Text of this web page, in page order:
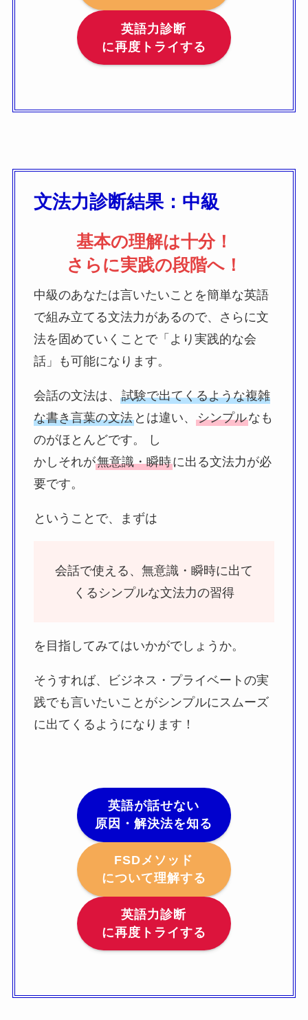
英語力診断
に再度トライする
文法力診断結果：中級
基本の理解は十分！
さらに実践の段階へ！
中級のあなたは言いたいことを簡単な英語
で組み立てる文法力があるので、さらに文
法を固めていくことで「より実践的な会
話」も可能になります。
会話の文法は、 試験で出てくるような複雑
な書き言葉の文法とは違い、 シンプルなも
のがほとんどです。 し
かしそれが無意識・瞬時に出る文法力が必
要です。
ということで、まずは
会話で使える、無意識・瞬時に出て
くるシンプルな文法力の習得
を目指してみてはいかがでしょうか。
そうすれば、ビジネス・プライベートの実
践でも言いたいことがシンプルにスムーズ
に出てくるようになります！
英語が話せない
原因・解決法を知る
FSDメソッド
について理解する
英語力診断
に再度トライする